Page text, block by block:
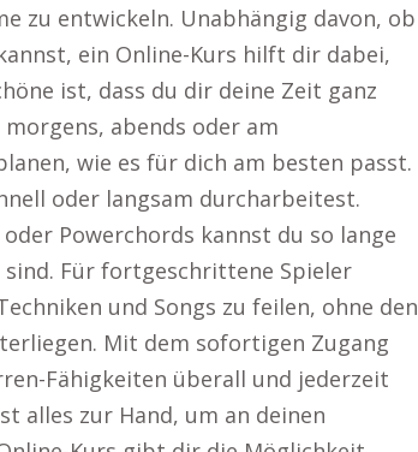
zu entwickeln. Unabhängig davon, ob
ein Online-Kurs hilft dir dabei,
ist, dass du dir deine Zeit ganz
abends oder am
wie es für dich am besten passt.
oder langsam durcharbeitest.
Powerchords kannst du so lange
Für fortgeschrittene Spieler
und Songs zu feilen, ohne den
Mit dem sofortigen Zugang
Fähigkeiten überall und jederzeit
alles zur Hand, um an deinen